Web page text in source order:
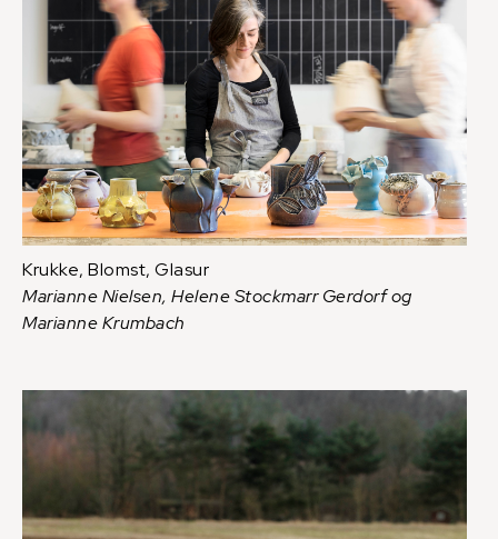
Krukke, Blomst, Glasur
Marianne Nielsen, Helene Stockmarr Gerdorf og
Marianne Krumbach